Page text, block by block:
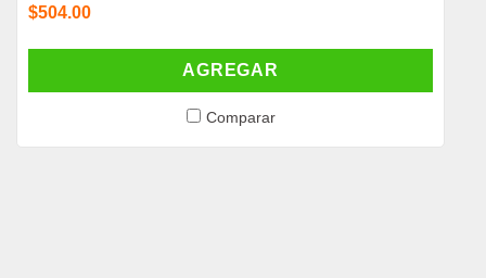
$504.00
AGREGAR
Comparar